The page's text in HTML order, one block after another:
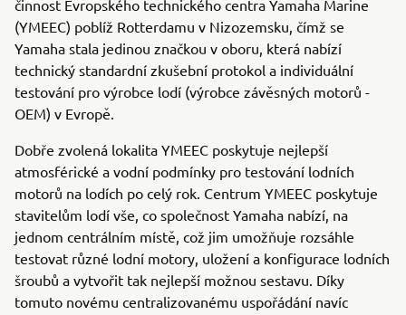
činnost Evropského technického centra Yamaha Marine
(YMEEC) poblíž Rotterdamu v Nizozemsku, čímž se
Yamaha stala jedinou značkou v oboru, která nabízí
technický standardní zkušební protokol a individuální
testování pro výrobce lodí (výrobce závěsných motorů -
OEM) v Evropě.
Dobře zvolená lokalita YMEEC poskytuje nejlepší
atmosférické a vodní podmínky pro testování lodních
motorů na lodích po celý rok. Centrum YMEEC poskytuje
stavitelům lodí vše, co společnost Yamaha nabízí, na
jednom centrálním místě, což jim umožňuje rozsáhle
testovat různé lodní motory, uložení a konfigurace lodních
šroubů a vytvořit tak nejlepší možnou sestavu. Díky
tomuto novému centralizovanému uspořádání navíc